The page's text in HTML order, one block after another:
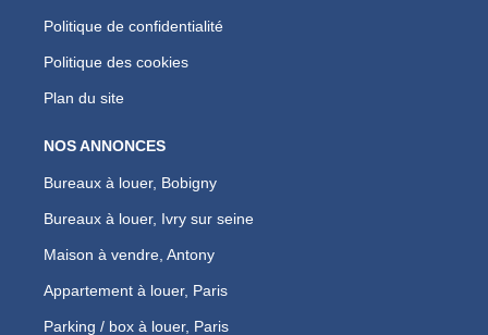
Politique de confidentialité
Politique des cookies
Plan du site
NOS ANNONCES
Bureaux à louer, Bobigny
Bureaux à louer, Ivry sur seine
Maison à vendre, Antony
Appartement à louer, Paris
Parking / box à louer, Paris